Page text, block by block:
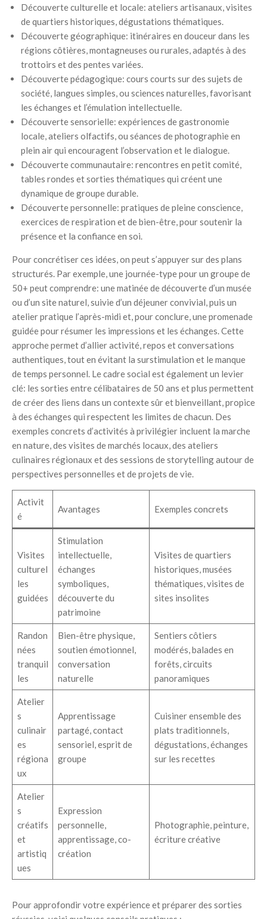
Découverte culturelle et locale: ateliers artisanaux, visites
de quartiers historiques, dégustations thématiques.
Découverte géographique: itinéraires en douceur dans les
régions côtières, montagneuses ou rurales, adaptés à des
trottoirs et des pentes variées.
Découverte pédagogique: cours courts sur des sujets de
société, langues simples, ou sciences naturelles, favorisant
les échanges et l’émulation intellectuelle.
Découverte sensorielle: expériences de gastronomie
locale, ateliers olfactifs, ou séances de photographie en
plein air qui encouragent l’observation et le dialogue.
Découverte communautaire: rencontres en petit comité,
tables rondes et sorties thématiques qui créent une
dynamique de groupe durable.
Découverte personnelle: pratiques de pleine conscience,
exercices de respiration et de bien-être, pour soutenir la
présence et la confiance en soi.
Pour concrétiser ces idées, on peut s’appuyer sur des plans
structurés. Par exemple, une journée-type pour un groupe de
50+ peut comprendre: une matinée de découverte d’un musée
ou d’un site naturel, suivie d’un déjeuner convivial, puis un
atelier pratique l’après-midi et, pour conclure, une promenade
guidée pour résumer les impressions et les échanges. Cette
approche permet d’allier activité, repos et conversations
authentiques, tout en évitant la surstimulation et le manque
de temps personnel. Le cadre social est également un levier
clé: les sorties entre célibataires de 50 ans et plus permettent
de créer des liens dans un contexte sûr et bienveillant, propice
à des échanges qui respectent les limites de chacun. Des
exemples concrets d’activités à privilégier incluent la marche
en nature, des visites de marchés locaux, des ateliers
culinaires régionaux et des sessions de storytelling autour de
perspectives personnelles et de projets de vie.
Activit
é
Avantages Exemples concrets
Visites
culturel
les
guidées
Stimulation
intellectuelle,
échanges
symboliques,
découverte du
patrimoine
Visites de quartiers
historiques, musées
thématiques, visites de
sites insolites
Randon
nées
tranquil
les
Bien-être physique,
soutien émotionnel,
conversation
naturelle
Sentiers côtiers
modérés, balades en
forêts, circuits
panoramiques
Atelier
s
culinair
es
régiona
ux
Apprentissage
partagé, contact
sensoriel, esprit de
groupe
Cuisiner ensemble des
plats traditionnels,
dégustations, échanges
sur les recettes
Atelier
s
créatifs
et
artistiq
ues
Expression
personnelle,
apprentissage, co-
création
Photographie, peinture,
écriture créative
Pour approfondir votre expérience et préparer des sorties